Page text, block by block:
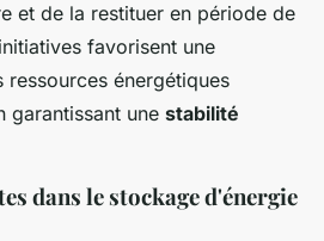
et de la restituer en période de
favorisent une
ressources énergétiques
garantissant une stabilité
dans le stockage d'énergie